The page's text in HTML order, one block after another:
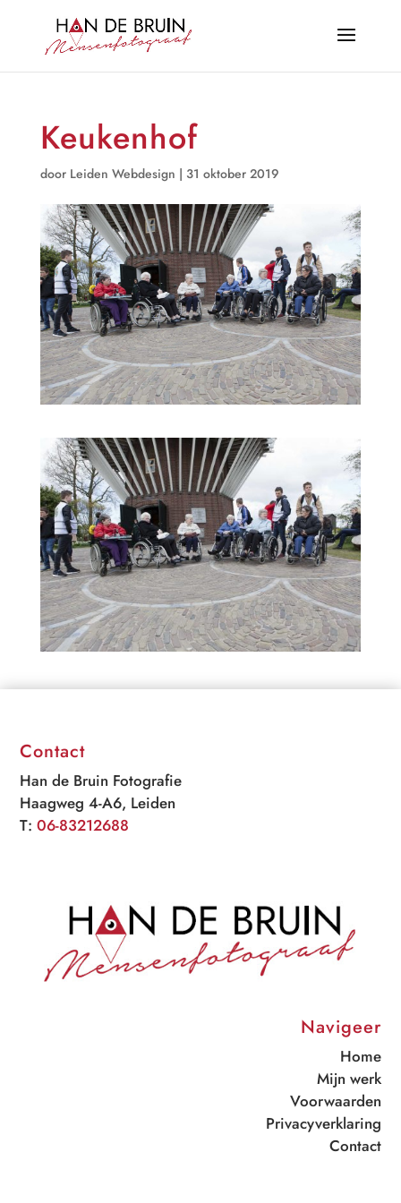
Keukenhof
door Leiden Webdesign | 31 oktober 2019
Contact
Han de Bruin Fotografie
Haagweg 4-A6, Leiden
T:06-83212688
Navigeer
Home
Mijn werk
Voorwaarden
Privacyverklaring
Contact